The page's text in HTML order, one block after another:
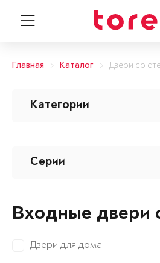
Главная Каталог Двери со
Категории
Серии
Входные двери
Двери для дома